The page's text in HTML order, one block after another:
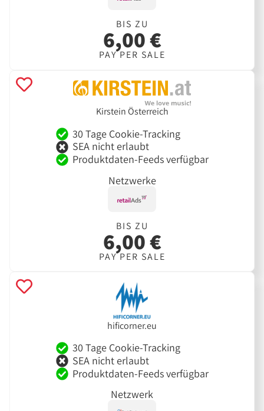
BIS ZU
6,00 €
PAY PER SALE
Kirstein Österreich
30 Tage Cookie-Tracking
SEA nicht erlaubt
Produktdaten-Feeds verfügbar
Netzwerke
BIS ZU
6,00 €
PAY PER SALE
hificorner.eu
30 Tage Cookie-Tracking
SEA nicht erlaubt
Produktdaten-Feeds verfügbar
Netzwerk